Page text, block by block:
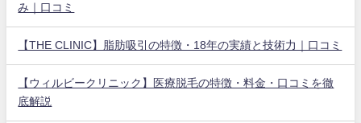
み｜口コミ
【THE CLINIC】脂肪吸引の特徴・18年の実績と技術力｜口コミ
【ウィルビークリニック】医療脱毛の特徴・料金・口コミを徹
底解説